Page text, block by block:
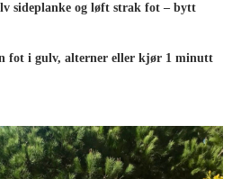
sideplanke og løft strak fot – bytt
fot i gulv, alterner eller kjør 1 minutt